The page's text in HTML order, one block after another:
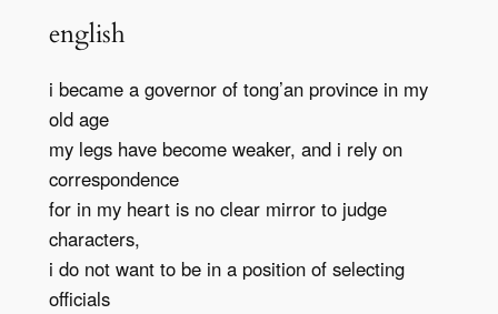
english
i became a governor of tong’an province in my
old age
my legs have become weaker, and i rely on
correspondence
for in my heart is no clear mirror to judge
characters,
i do not want to be in a position of selecting
officials